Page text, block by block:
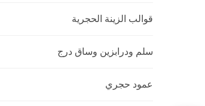
قوالب الزينة الحجرية
سلم ودرابزين وساق درج
عمود حجري